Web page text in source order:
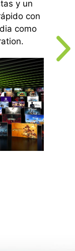
y un
con
como